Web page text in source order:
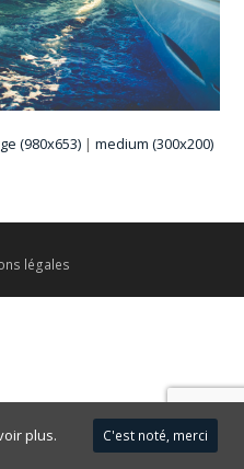
(980x653) |medium (300x200)
légales
plus. C'est noté, merci